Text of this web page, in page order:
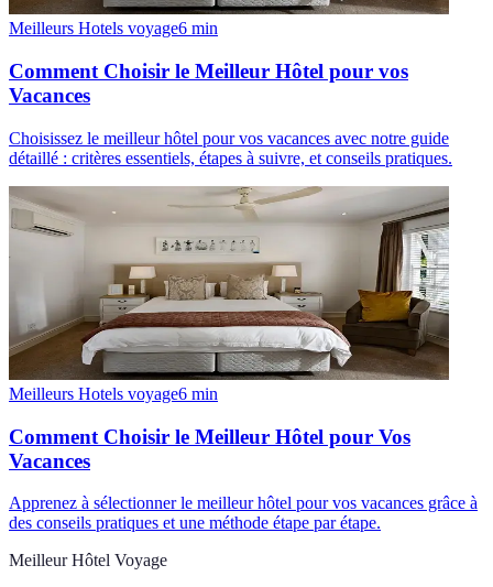
Meilleurs Hotels voyage6 min
Comment Choisir le Meilleur Hôtel pour vos
Vacances
Choisissez le meilleur hôtel pour vos vacances avec notre guide
détaillé : critères essentiels, étapes à suivre, et conseils pratiques.
Meilleurs Hotels voyage6 min
Comment Choisir le Meilleur Hôtel pour Vos
Vacances
Apprenez à sélectionner le meilleur hôtel pour vos vacances grâce à
des conseils pratiques et une méthode étape par étape.
Meilleur Hôtel Voyage